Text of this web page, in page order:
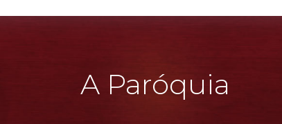
A Paróquia